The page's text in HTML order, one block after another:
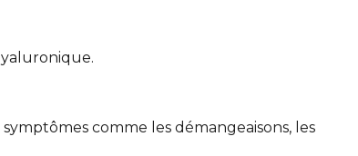
comme les démangeaisons, les